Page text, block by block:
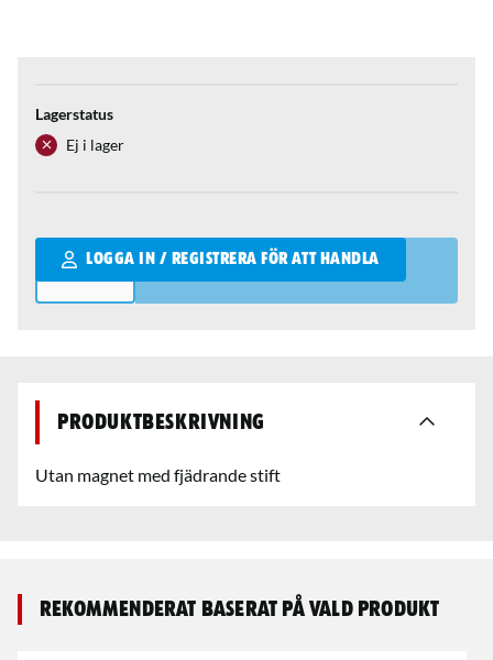
Lagerstatus
Ej i lager
LOGGA IN / REGISTRERA FÖR ATT HANDLA
Qantity
Produktbeskrivning
Utan magnet med fjädrande stift
Rekommenderat baserat på vald produkt